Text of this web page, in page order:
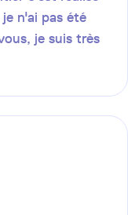
n'ai pas été
je suis très